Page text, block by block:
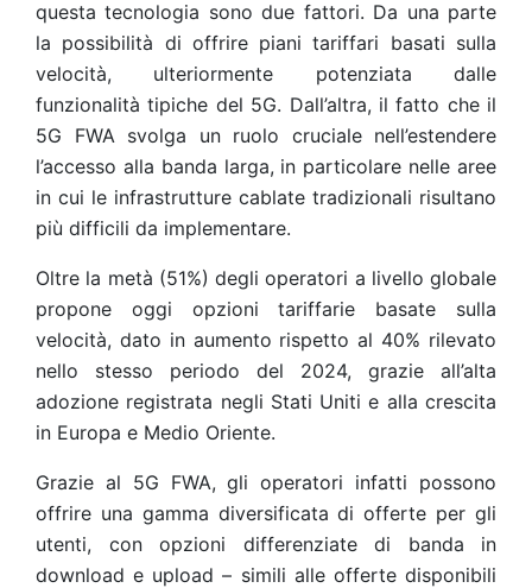
questa tecnologia sono due fattori. Da una parte
la possibilità di offrire piani tariffari basati sulla
velocità, ulteriormente potenziata dalle
funzionalità tipiche del 5G. Dall’altra, il fatto che il
5G FWA svolga un ruolo cruciale nell’estendere
l’accesso alla banda larga, in particolare nelle aree
in cui le infrastrutture cablate tradizionali risultano
più difficili da implementare.
Oltre la metà (51%) degli operatori a livello globale
propone oggi opzioni tariffarie basate sulla
velocità, dato in aumento rispetto al 40% rilevato
nello stesso periodo del 2024, grazie all’alta
adozione registrata negli Stati Uniti e alla crescita
in Europa e Medio Oriente.
Grazie al 5G FWA, gli operatori infatti possono
offrire una gamma diversificata di offerte per gli
utenti, con opzioni differenziate di banda in
download e upload – simili alle offerte disponibili